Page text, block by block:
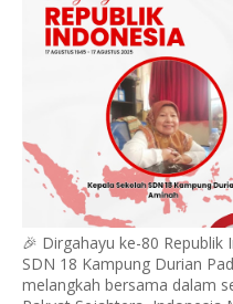
🎉 Dirgahayu ke-80 Republik
SDN 18 Kampung Durian
melangkah bersama dalam